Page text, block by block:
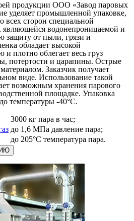
продукции ООО «Завод паровых
уделяет промышленной упаковке,
всех сторон специальной
являющейся водонепроницаемой и
от пыли, грязи и
обладает высокой
и плотно облегает весь груз
потертости и царапины. Острые
Заказчик получает
виде. Использование такой
возможным хранения парового
площадке. Упаковка
температуры -40°С.
3000 кг пара в час;
до 1,6 МПа давление пара;
до 205°С температура пара.